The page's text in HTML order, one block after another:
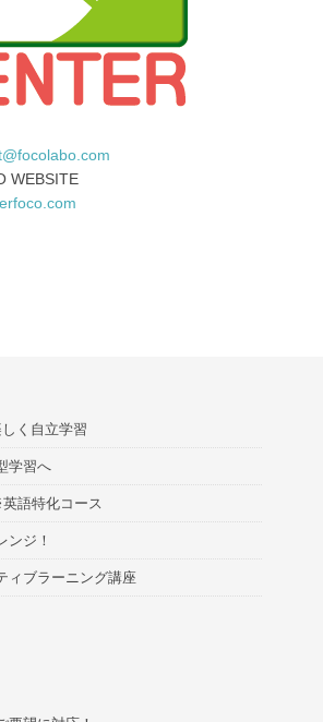
WEBSITE
く自立学習
学習へ
語特化コース
ンジ！
ィブラーニング講座